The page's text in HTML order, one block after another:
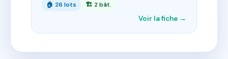
🏠 26 lots 🏗 2 bât.
Voir la fiche →